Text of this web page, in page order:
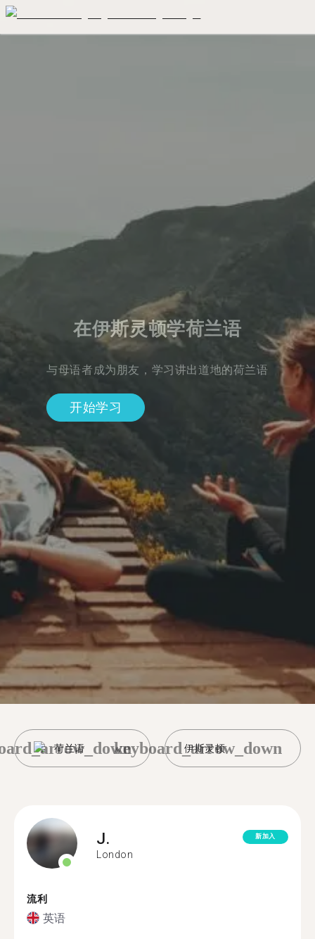
在伊斯灵顿学荷兰语
与母语者成为朋友，学习讲出道地的荷兰语
开始学习
荷兰语 伊斯灵顿
keyboard_arrow_down
J.
London
新加入
流利
英语